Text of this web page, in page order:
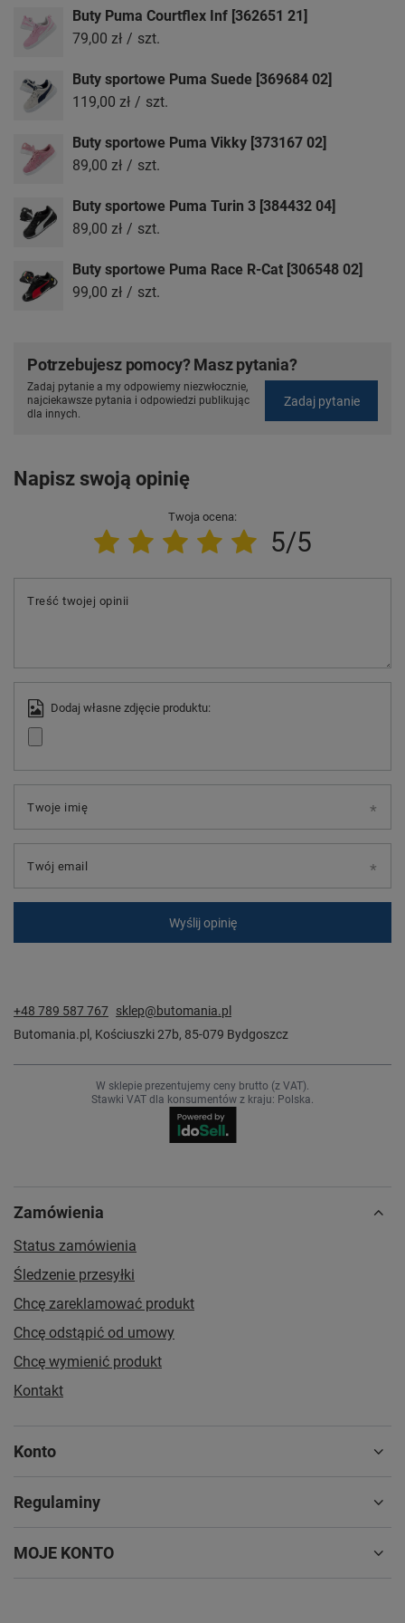
Buty Puma Courtflex Inf [362651 21]
79,00 zł / szt.
Buty sportowe Puma Suede [369684 02]
119,00 zł / szt.
Buty sportowe Puma Vikky [373167 02]
89,00 zł / szt.
Buty sportowe Puma Turin 3 [384432 04]
89,00 zł / szt.
Buty sportowe Puma Race R-Cat [306548 02]
99,00 zł / szt.
Potrzebujesz pomocy? Masz pytania?
Zadaj pytanie a my odpowiemy niezwłocznie,
najciekawsze pytania i odpowiedzi publikując
dla innych.
Zadaj pytanie
Napisz swoją opinię
Twoja ocena:
5/5
Treść twojej opinii
Dodaj własne zdjęcie produktu:
Twoje imię
Twój email
Wyślij opinię
+48 789 587 767 sklep@butomania.pl
Butomania.pl , Kościuszki 27b, 85-079 Bydgoszcz
W sklepie prezentujemy ceny brutto (z VAT).
Stawki VAT dla konsumentów z kraju: Polska.
Zamówienia
Status zamówienia
Śledzenie przesyłki
Chcę zareklamować produkt
Chcę odstąpić od umowy
Chcę wymienić produkt
Kontakt
Konto
Regulaminy
MOJE KONTO